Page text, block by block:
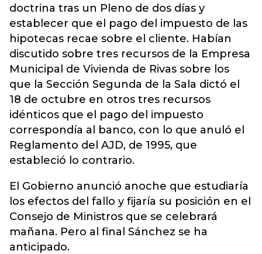
doctrina tras un Pleno de dos días y
establecer que el pago del impuesto de las
hipotecas recae sobre el cliente. Habían
discutido sobre tres recursos de la Empresa
Municipal de Vivienda de Rivas sobre los
que la Sección Segunda de la Sala dictó el
18 de octubre en otros tres recursos
idénticos que el pago del impuesto
correspondía al banco, con lo que anuló el
Reglamento del AJD, de 1995, que
estableció lo contrario.
El Gobierno anunció anoche que estudiaría
los efectos del fallo y fijaría su posición en el
Consejo de Ministros que se celebrará
mañana. Pero al final Sánchez se ha
anticipado.